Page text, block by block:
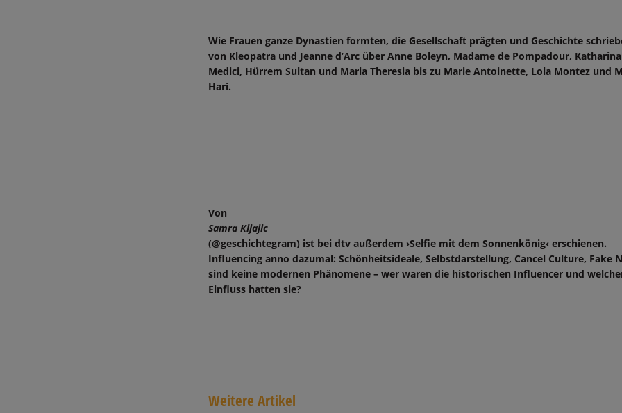
Wie Frauen ganze Dynastien formten, die Gesellschaft prägten und Geschichte
von Kleopatra und Jeanne d’Arc über Anne Boleyn, Madame de Pompadour, Katharina
Medici, Hürrem Sultan und Maria Theresia bis zu Marie Antoinette, Lola Montez und
Hari.
Von
Samra Kljajic
(@geschichtegram) ist bei dtv außerdem ›Selfie mit dem Sonnenkönig‹ erschienen.
Influencing anno dazumal: Schönheitsideale, Selbstdarstellung, Cancel Culture, Fake
sind keine modernen Phänomene – wer waren die historischen Influencer und
Einfluss hatten sie?
Weitere Artikel